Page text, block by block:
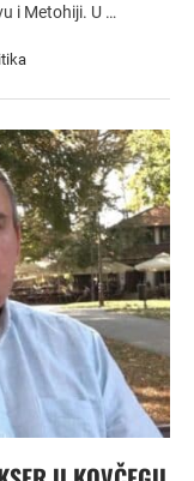
i Metohiji. U …